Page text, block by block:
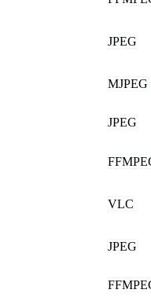
JPEG
MJPEG
JPEG
VLC
JPEG